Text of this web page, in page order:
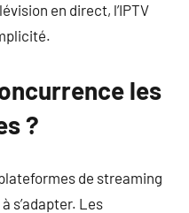
en direct, l’IPTV
les
?
de streaming
s’adapter. Les